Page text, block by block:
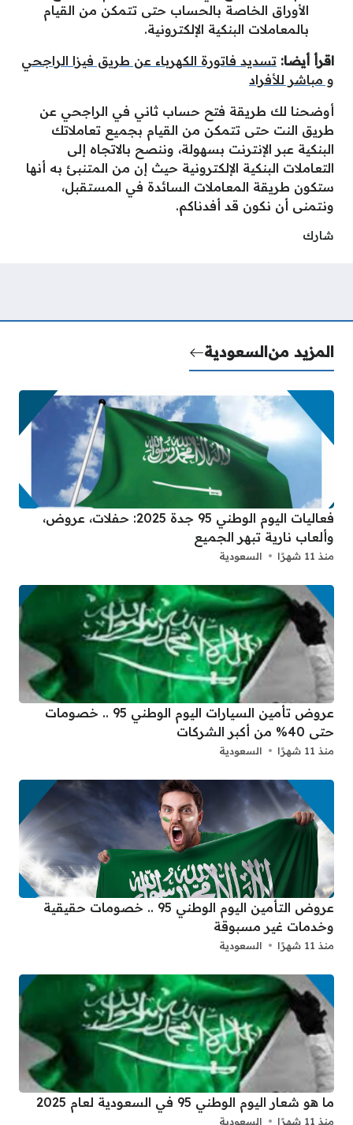
الأوراق الخاصة بالحساب حتى تتمكن من القيام
بالمعاملات البنكية الإلكترونية.
اقرأ أيضا: تسديد فاتورة الكهرباء عن طريق فيزا الراجحي
و مباشر للأفراد
أوضحنا لك طريقة فتح حساب ثاني في الراجحي عن
طريق النت حتى تتمكن من القيام بجميع تعاملاتك
البنكية عبر الإنترنت بسهولة، وننصح بالاتجاه إلى
التعاملات البنكية الإلكترونية حيث إن من المتنبئ به أنها
ستكون طريقة المعاملات السائدة في المستقبل،
ونتمنى أن نكون قد أفدناكم.
شارك
المزيد منالسعودية
فعاليات اليوم الوطني 95 جدة 2025: حفلات، عروض،
وألعاب نارية تبهر الجميع
منذ 11 شهرًا السعودية
عروض تأمين السيارات اليوم الوطني 95 .. خصومات
حتى 40% من أكبر الشركات
منذ 11 شهرًا السعودية
عروض التأمين اليوم الوطني 95 .. خصومات حقيقية
وخدمات غير مسبوقة
منذ 11 شهرًا السعودية
ما هو شعار اليوم الوطني 95 في السعودية لعام 2025
منذ 11 شهرًا السعودية